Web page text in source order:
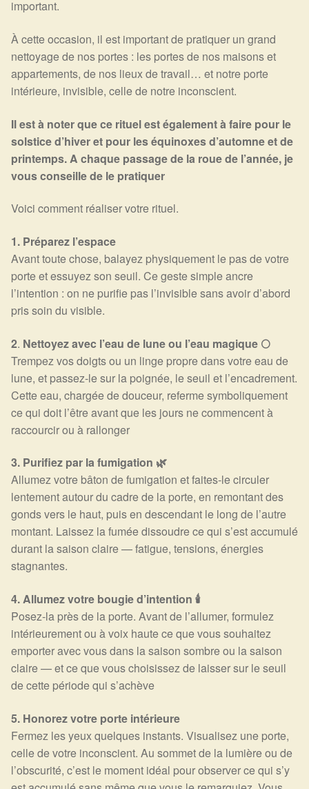
Déco
Cadeaux de naissance
Ésotérisme : les pratiques spirituelles du monde invisible
Arts Divinatoires : Percez les Mystères de l’Invisible
Magie: Le Savoir des Sorcières
Protection énergétique : Trouvez votre bouclier
intérieur
Les pierres en détail
Test — Quelle Gardienne ?
La roue de l’année
Mon compte
Détails du compte
Commandes
Panier
important.
À cette occasion, il est important de pratiquer un grand
nettoyage de nos portes : les portes de nos maisons et
appartements, de nos lieux de travail… et notre porte
intérieure, invisible, celle de notre inconscient.
Il est à noter que ce rituel est également à faire pour le
solstice d’hiver et pour les équinoxes d’automne et de
printemps. A chaque passage de la roue de l’année, je
vous conseille de le pratiquer
Voici comment réaliser votre rituel.
1. Préparez l’espace
Avant toute chose, balayez physiquement le pas de votre
porte et essuyez son seuil. Ce geste simple ancre
l’intention : on ne purifie pas l’invisible sans avoir d’abord
pris soin du visible.
2. Nettoyez avec l’eau de lune ou l’eau magique 🌕
Trempez vos doigts ou un linge propre dans votre eau de
lune, et passez-le sur la poignée, le seuil et l’encadrement.
Cette eau, chargée de douceur, referme symboliquement
ce qui doit l’être avant que les jours ne commencent à
raccourcir ou à rallonger
3. Purifiez par la fumigation 🌿
Allumez votre bâton de fumigation et faites-le circuler
lentement autour du cadre de la porte, en remontant des
gonds vers le haut, puis en descendant le long de l’autre
montant. Laissez la fumée dissoudre ce qui s’est accumulé
durant la saison claire — fatigue, tensions, énergies
stagnantes.
4. Allumez votre bougie d’intention 🕯️
Posez-la près de la porte. Avant de l’allumer, formulez
intérieurement ou à voix haute ce que vous souhaitez
emporter avec vous dans la saison sombre ou la saison
claire — et ce que vous choisissez de laisser sur le seuil
de cette période qui s’achève
5. Honorez votre porte intérieure
Fermez les yeux quelques instants. Visualisez une porte,
celle de votre inconscient. Au sommet de la lumière ou de
l’obscurité, c’est le moment idéal pour observer ce qui s’y